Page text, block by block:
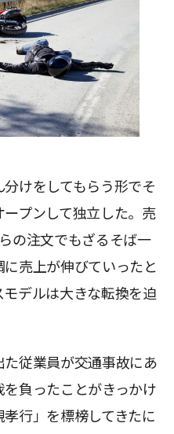
けをしてもらう形でそ
プンして独立した。売
の注文でもざるそば一
売上が伸びていったと
デルは大きな転換を迫
従業員が交通事故にあ
負ったことがきっかけ
行」を標榜してきたに